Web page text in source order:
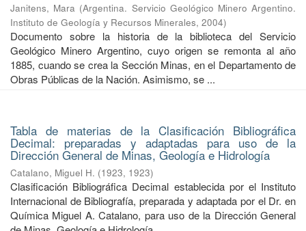
Janitens, Mara (Argentina. Servicio Geológico Minero Argentino.
Instituto de Geología y Recursos Minerales, 2004)
Documento sobre la historia de la biblioteca del Servicio
Geológico Minero Argentino, cuyo origen se remonta al año
1885, cuando se crea la Sección Minas, en el Departamento de
Obras Públicas de la Nación. Asimismo, se ...
Tabla de materias de la Clasificación Bibliográfica
Decimal: preparadas y adaptadas para uso de la
Dirección General de Minas, Geología e Hidrología
Catalano, Miguel H. (1923, 1923)
Clasificación Bibliográfica Decimal establecida por el Instituto
Internacional de Bibliografía, preparada y adaptada por el Dr. en
Química Miguel A. Catalano, para uso de la Dirección General